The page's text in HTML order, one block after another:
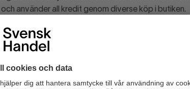
använder all kredit genom diverse köp i butiken.
avsikt att betala och det går inte att få tag på
via samma företag genomför flera
i olika städer.